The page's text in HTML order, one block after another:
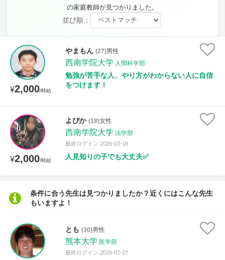
の家庭教師が見つかりました。
並び順：
¥2,000/時給
やまもん (27)男性
西南学院大学 人間科学部
勉強が苦手な人、やり方がわからない人に自信
をつけます！
¥2,000/時給
よぴか (18)女性
西南学院大学 法学部
最終ログイン:2026-03-18
人見知りの子でも大丈夫✅
条件に合う先生は見つかりましたか？近くにはこんな先生
もいますよ！
とも (30)男性
熊本大学 医学部
最終ログイン:2026-07-27
時給：¥1,000 ～ ¥10,000
授業可能日
月曜日
土曜日
所属大学
性別